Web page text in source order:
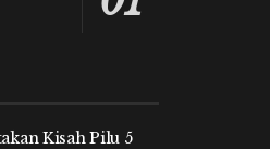
Kisah Pilu 5